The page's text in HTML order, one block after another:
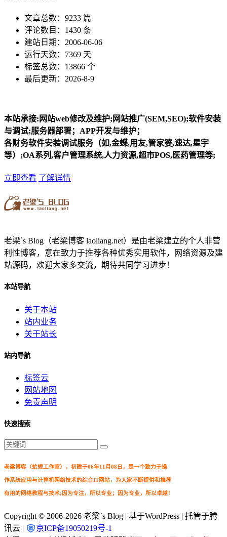
文章总数：9233 篇
评论数目：1430 条
建站日期：2006-06-06
运行天数：7369 天
标签总数：13866 个
最后更新：2026-8-9
本站承接:网站web修改及维护;网站推广(SEM,SEO);软件安装
与调试;服务器部署；APP开发与维护；
各财务软件安装调试服务（如,金蝶,用友,管家婆,速达,星宇
等）;OA系列,客户管理系统,人力资源,超市POS,医药管理等;
立即查看 了解详情
老梁`s Blog（老梁博客 laoliang.net）是由老梁建立的个人非营
利性博客，意在致力于推荐各种优秀实用软件，网络资源及建
站源码，欢迎大家多交流，期待共同学习进步！
本站导航
关于本站
站内业务
关于站长
站内导航
标签云
网站地图
免责声明
快速搜索
老梁博客（蛤蟆工作室），初建于06年11月08日，是一个致力于操
作系统应用与计算机网络技术的综合IT网站，为大家不断提供和推荐
有用的网络教程与技术;因为专注，所以专业；因为专业，所以卓越！
Copyright © 2006-2026 老梁`s Blog | 基于WordPress | 托管于腾
讯云 |
京ICP备19050219号-1